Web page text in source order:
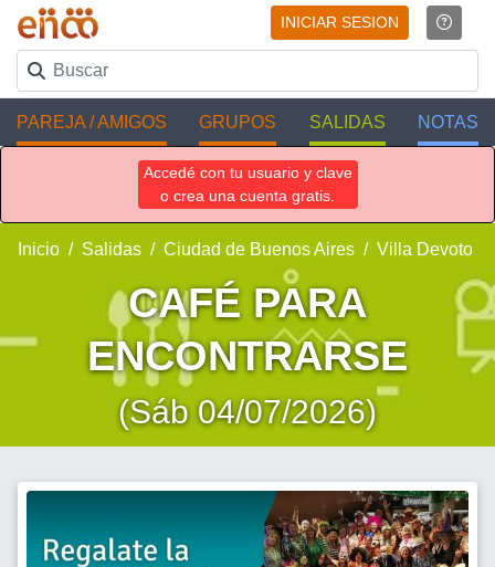
INICIAR SESION
PAREJA / AMIGOS GRUPOS SALIDAS NOTAS
Accedé con tu usuario y clave
o crea una cuenta gratis.
Inicio Salidas Ciudad de Buenos Aires Villa Devoto
CAFÉ PARA
ENCONTRARSE
(Sáb 04/07/2026)